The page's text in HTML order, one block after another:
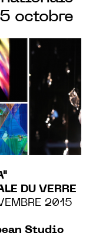
octobre
DU VERRE
2015
Studio